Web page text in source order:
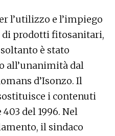
l’utilizzo e l’impiego
prodotti fitosanitari,
è stato
all’unanimità dal
d’Isonzo. Il
i contenuti
del 1996. Nel
il sindaco